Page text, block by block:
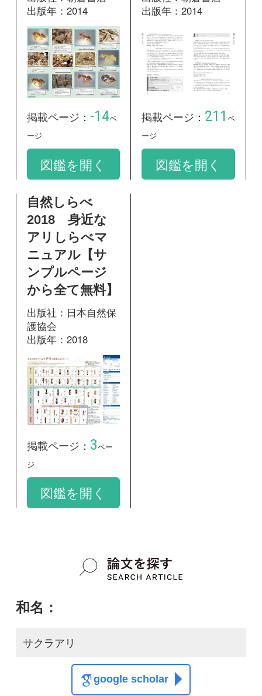
ージ
図鑑を開く 図鑑を開く
自然しらべ
2018 身近な
アリしらべマ
ンプルページ
から全て無料】
護協会
出版年：2018
掲載ページ：3
図鑑を開く
和名：
学名：
質問・報告掲示板TOP